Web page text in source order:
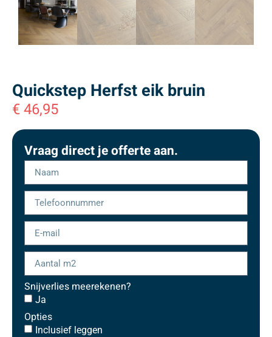
Quickstep Herfst eik bruin
€46,95
Vraag direct je offerte aan.
Snijverlies meerekenen?
Ja
Opties
Inclusief leggen